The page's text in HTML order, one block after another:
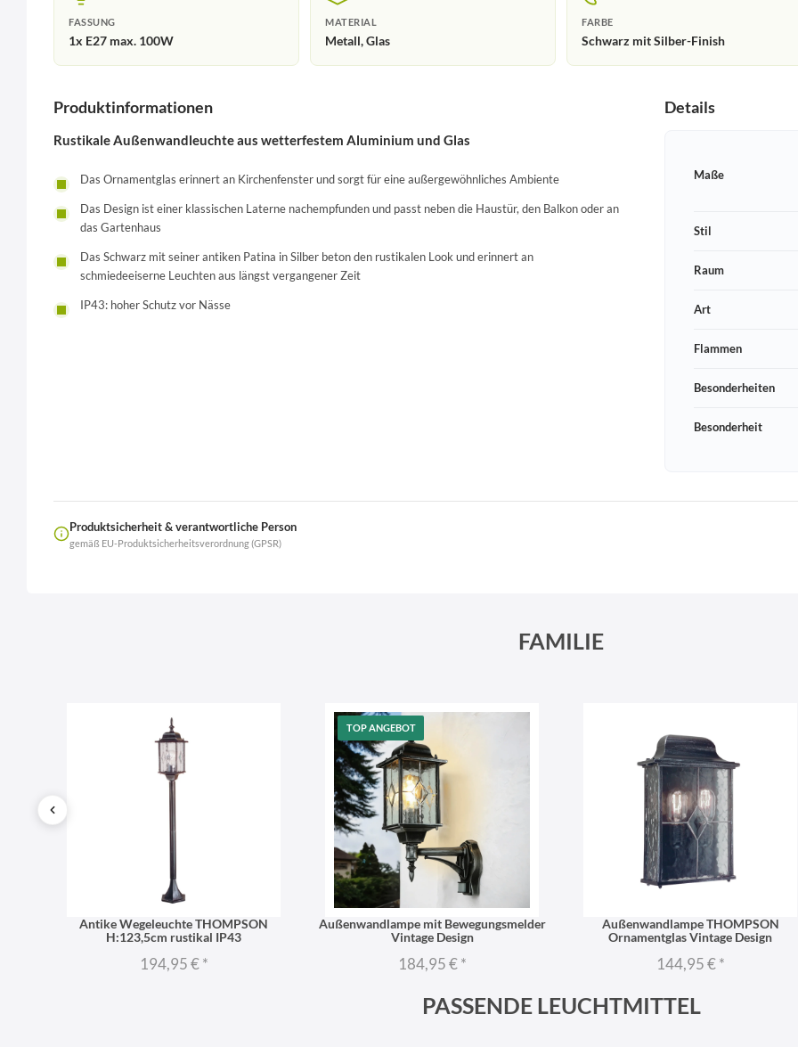
FASSUNG
1x E27 max. 100W
MATERIAL
Metall, Glas
FARBE
Schwarz mit Silber-Finish
Produktinformationen
Rustikale Außenwandleuchte aus wetterfestem Aluminium und Glas
Das Ornamentglas erinnert an Kirchenfenster und sorgt für eine außergewöhnliches Ambiente
Das Design ist einer klassischen Laterne nachempfunden und passt neben die Haustür, den Balkon oder an
das Gartenhaus
Das Schwarz mit seiner antiken Patina in Silber beton den rustikalen Look und erinnert an
schmiedeeiserne Leuchten aus längst vergangener Zeit
IP43: hoher Schutz vor Nässe
Details
Maße
Stil
Raum
Art
Flammen
Besonderheiten
Besonderheit
Produktsicherheit & verantwortliche Person
gemäß EU-Produktsicherheitsverordnung (GPSR)
FAMILIE
Antike Wegeleuchte THOMPSON
H:123,5cm rustikal IP43
194,95 €*
TOP ANGEBOT
Außenwandlampe mit Bewegungsmelder
Vintage Design
184,95 €*
Außenwandlampe THOMPSON
Ornamentglas Vintage Design
144,95 €*
PASSENDE LEUCHTMITTEL